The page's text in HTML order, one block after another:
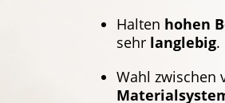
Halten hohen
sehr langlebig.
Wahl zwischen